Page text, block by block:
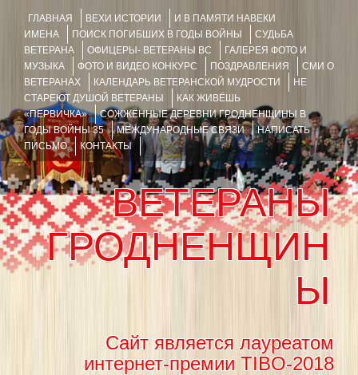
ГЛАВНАЯ ВЕХИ ИСТОРИИ
И В ПАМЯТИ НАВЕКИ
ИМЕНА
ПОИСК ПОГИБШИХ В ГОДЫ ВОЙНЫ
СУДЬБА
ВЕТЕРАНА
ОФИЦЕРЫ- ВЕТЕРАНЫ ВС
ГАЛЕРЕЯ ФОТО И
МУЗЫКА
ФОТО И ВИДЕО КОНКУРС ПОЗДРАВЛЕНИЯ
СМИ О
ВЕТЕРАНАХ
КАЛЕНДАРЬ ВЕТЕРАНСКОЙ МУДРОСТИ
НЕ
СТАРЕЮТ ДУШОЙ ВЕТЕРАНЫ
КАК ЖИВЁШЬ
«ПЕРВИЧКА»
СОЖЖЁННЫЕ ДЕРЕВНИ ГРОДНЕНЩИНЫ В
ГОДЫ ВОЙНЫ 35
МЕЖДУНАРОДНЫЕ СВЯЗИ
НАПИСАТЬ
ПИСЬМО
КОНТАКТЫ
ВЕТЕРАНЫ
ГРОДНЕНЩИН
Ы
Сайт является лауреатом
интернет-премии TIBO-2018